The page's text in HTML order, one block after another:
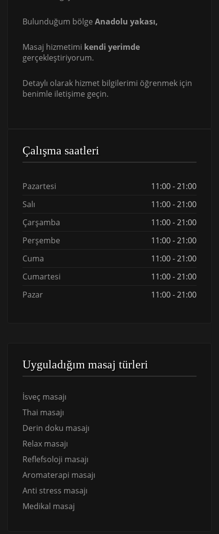
Bulunduğum bölge Anadolu yakası,
Masaj hizmetimi kendi yerimde
gerçekleştiriyorum.
Detaylı olarak hizmet bilgilerimi öğrenmek için
benimle iletişime geçin.
Çalışma saatleri
Pazartesi
11:00 - 21:00
Salı
11:00 - 21:00
Çarşamba
11:00 - 21:00
Perşembe
11:00 - 21:00
Cuma
11:00 - 21:00
Cumartesi
11:00 - 21:00
Pazar
11:00 - 21:00
Uyguladığım masaj türleri
İsveç masajı
Thai masajı
Derin doku masajı
Relax masajı
Reflefsoloji masajı
Aromaterapi masajı
Anti stress masajı
Medikal masaj